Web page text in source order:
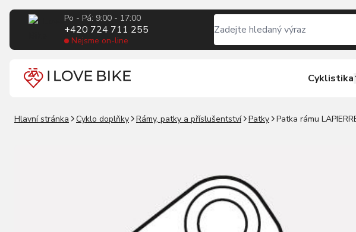
Po - Pá: 9:00 - 17:00
+420 724 711 255
Nejsme on-line
Cyklistika
Hlavní stránka Cyklo doplňky Rámy, patky a příslušentství Patky Patka rámu